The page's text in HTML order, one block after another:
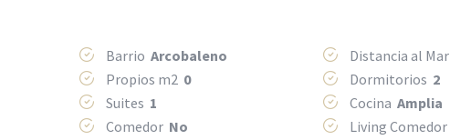
Barrio Arcobaleno Distancia al Mar
Propios m2 0 Dormitorios 2
Suites 1 Cocina Amplia
Comedor No Living Comedor